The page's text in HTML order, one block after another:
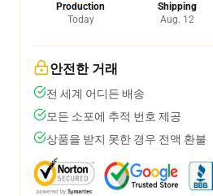
Production
Today
Shipping
Aug. 12
안전한 거래
전 세계 어디든 배송
모든 소포에 추적 번호 제공
상품을 받지 못한 경우 전액 환불